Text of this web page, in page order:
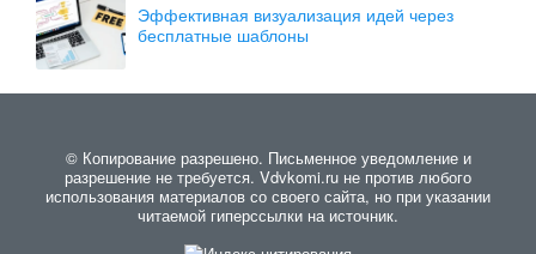
Эффективная визуализация идей через
бесплатные шаблоны
© Копирование разрешено. Письменное уведомление и
разрешение не требуется. Vdvkomi.ru не против любого
использования материалов со своего сайта, но при указании
читаемой гиперссылки на источник.